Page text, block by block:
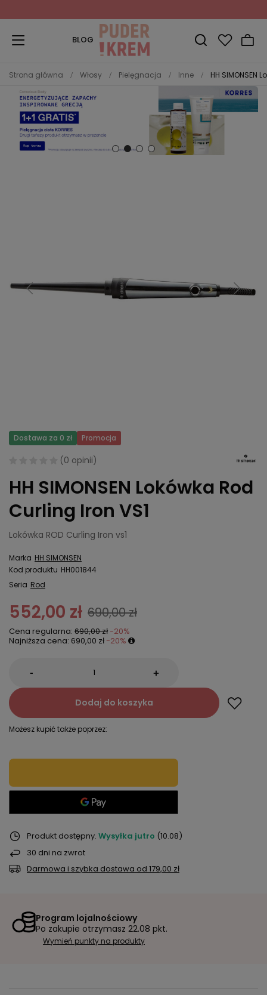
BLOG
Strona główna Włosy Pielęgnacja Inne HH SIMONSEN
Dostawa za 0 zł Promocja
(0 opinii)
HH SIMONSEN Lokówka Rod
Curling Iron VS1
Lokówka ROD Curling Iron vs1
Marka HH SIMONSEN
Kod produktu HH001844
Seria Rod
552,00 zł 690,00 zł
Cena regularna: 690,00 zł -20%
Najniższa cena: 690,00 zł -20%
- +
Dodaj do koszyka
Możesz kupić także poprzez:
Produkt dostępny Wysyłka jutro (10.08)
30 dni na zwrot
Darmowa i szybka dostawa od 179,00 zł
Program lojalnościowy
Po zakupie otrzymasz 22.08 pkt.
Wymień punkty na produkty